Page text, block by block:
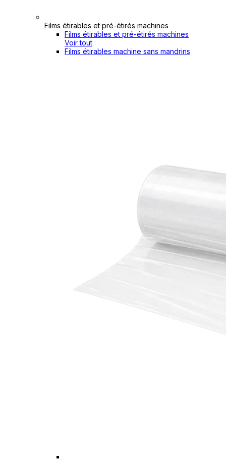
Films étirables et pré-étirés machines
Films étirables et pré-étirés machines
Voir tout
Films étirables machine sans mandrins